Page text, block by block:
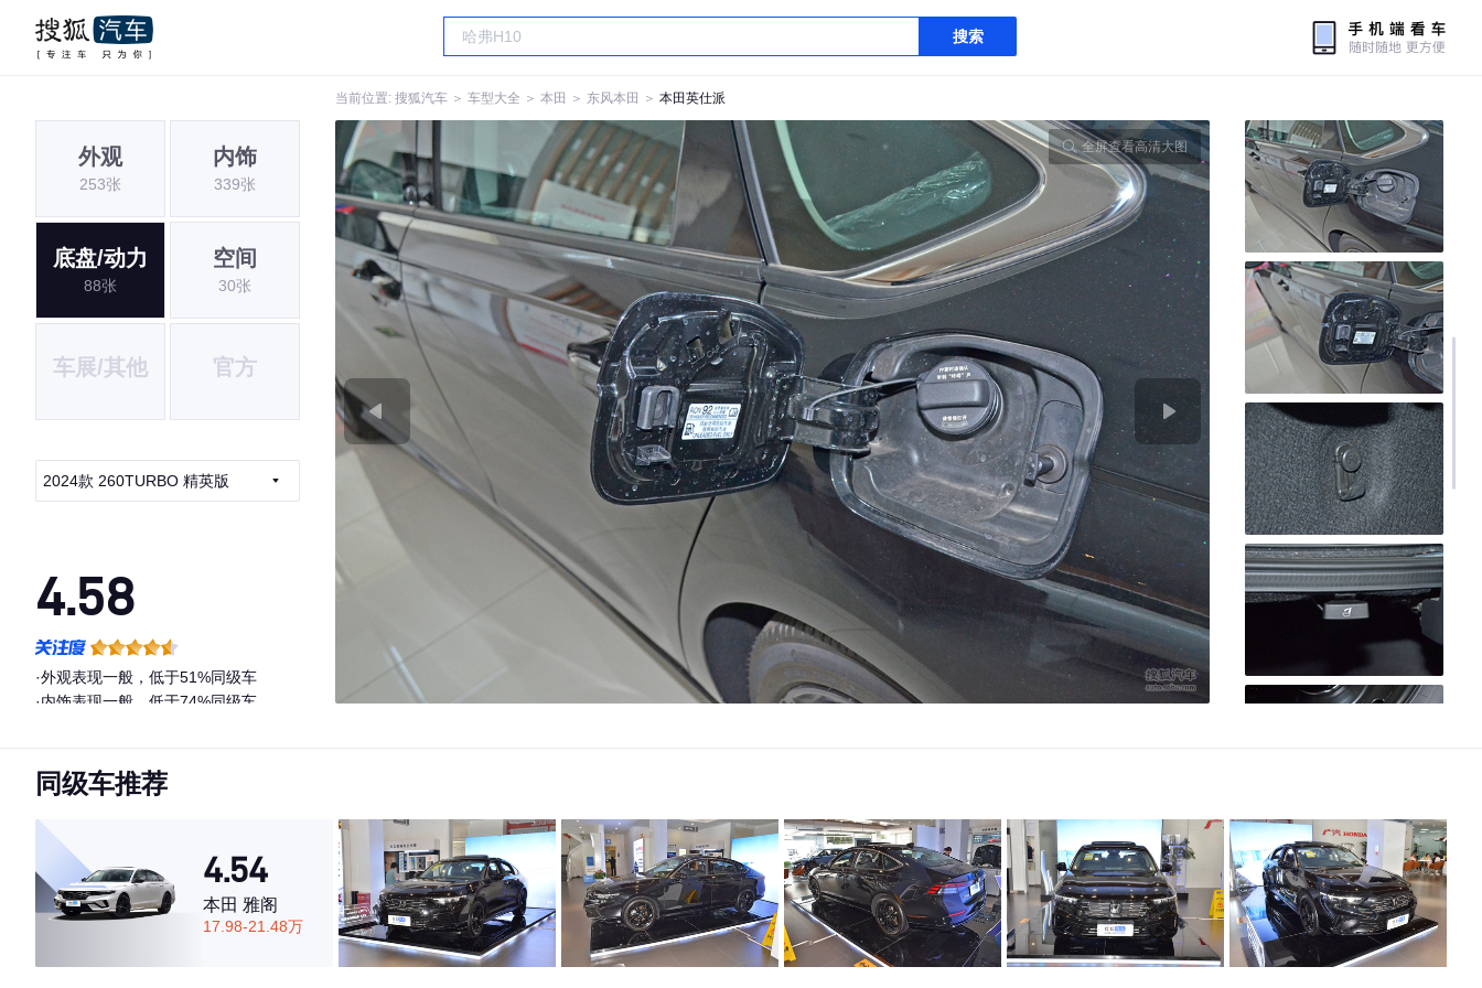
搜索
当前位置: 搜狐汽车 ＞ 车型大全 ＞ 本田 ＞ 东风本田 ＞ 本田英仕派
外观
253张
内饰
339张
底盘/动力
88张
空间
30张
车展/其他 官方
2024款 260TURBO 精英版
4.58
·外观表现一般，低于51%同级车
·内饰表现一般，低于74%同级车
全屏查看高清大图
同级车推荐
4.54
本田 雅阁
17.98-21.48万